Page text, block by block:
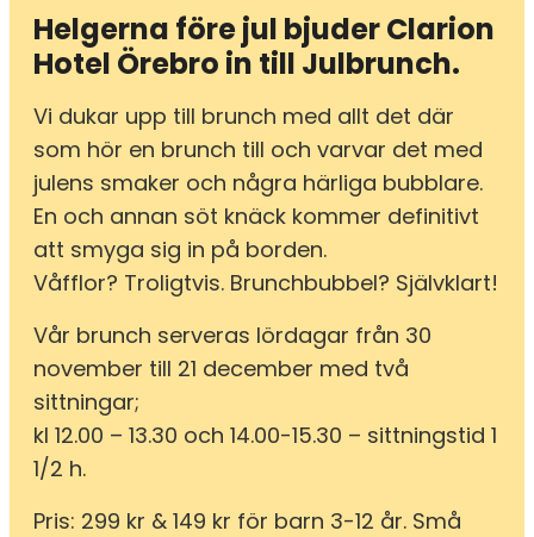
Helgerna före jul bjuder Clarion
Hotel Örebro in till Julbrunch.
Vi dukar upp till brunch med allt det där
som hör en brunch till och varvar det med
julens smaker och några härliga bubblare.
En och annan söt knäck kommer definitivt
att smyga sig in på borden.
Våfflor? Troligtvis. Brunchbubbel? Självklart!
Vår brunch serveras lördagar från 30
november till 21 december med två
sittningar;
kl 12.00 – 13.30 och 14.00-15.30 – sittningstid 1
1/2 h.
Pris: 299 kr & 149 kr för barn 3-12 år. Små